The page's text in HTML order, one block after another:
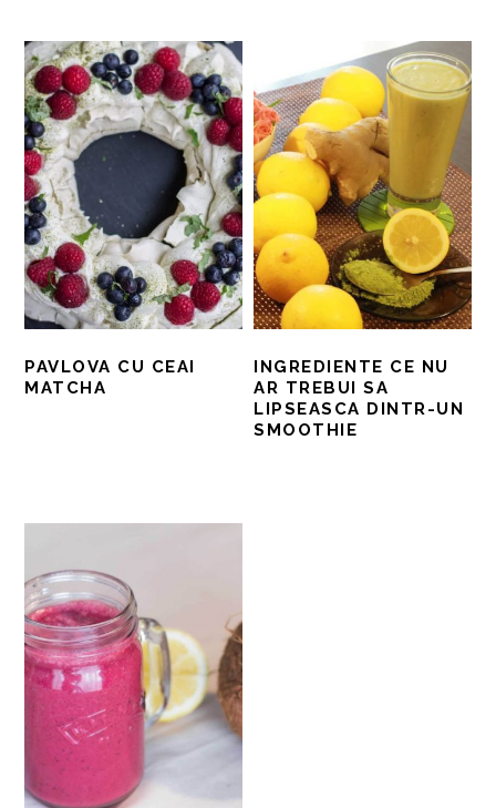
PAVLOVA CU CEAI
MATCHA
INGREDIENTE CE NU
AR TREBUI SA
LIPSEASCA DINTR-UN
SMOOTHIE